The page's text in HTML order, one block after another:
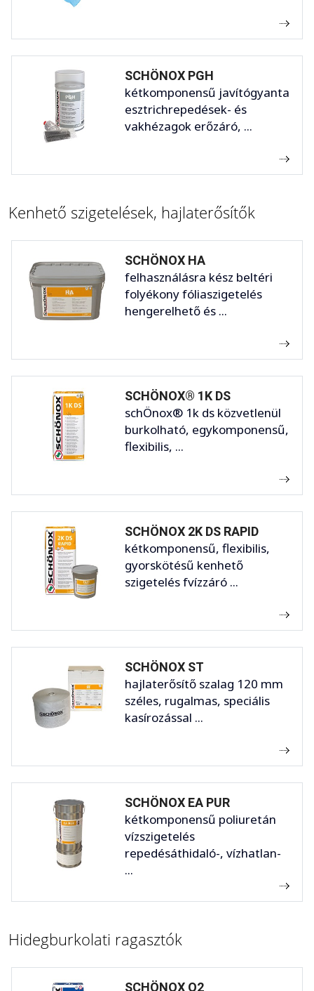
SCHÖNOX PGH
kétkomponensű javítógyanta
esztrichrepedések- és
vakhézagok erőzáró, ...
Kenhető szigetelések, hajlaterősítők
SCHÖNOX HA
felhasználásra kész beltéri
folyékony fóliaszigetelés
hengerelhető és ...
SCHÖNOX® 1K DS
schÖnox® 1k ds közvetlenül
burkolható, egykomponensű,
flexibilis, ...
SCHÖNOX 2K DS RAPID
kétkomponensű, flexibilis,
gyorskötésű kenhető
szigetelés fvízzáró ...
SCHÖNOX ST
hajlaterősítő szalag 120 mm
széles, rugalmas, speciális
kasírozással ...
SCHÖNOX EA PUR
kétkomponensű poliuretán
vízszigetelés
repedésáthidaló-, vízhatlan-
...
Hidegburkolati ragasztók
SCHÖNOX Q2